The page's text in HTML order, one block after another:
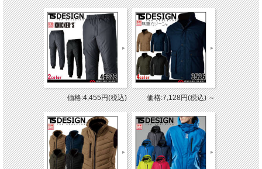
価格:4,455円(税込) 価格:7,128円(税込)～